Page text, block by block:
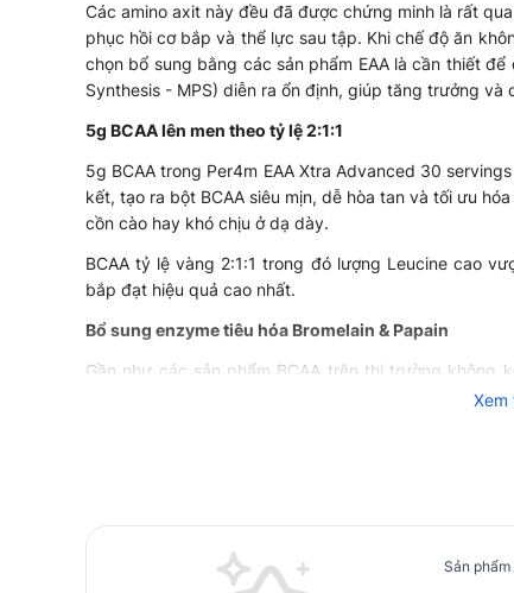
Các amino axit này đều đã được chứng minh là rất
phục hồi cơ bắp và thể lực sau tập. Khi chế độ ăn
chọn bổ sung bằng các sản phẩm EAA là cần thiết
Synthesis - MPS) diễn ra ổn định, giúp tăng trưởng và
5g BCAA lên men theo tỷ lệ 2:1:1
5g BCAA trong Per4m EAA Xtra Advanced 30
kết, tạo ra bột BCAA siêu mịn, dễ hòa tan và tối ưu
cồn cào hay khó chịu ở dạ dày.
BCAA tỷ lệ vàng 2:1:1 trong đó lượng Leucine cao
bắp đạt hiệu quả cao nhất.
Bổ sung enzyme tiêu hóa Bromelain & Papain
Gần như các sản phẩm BCAA trên thị trường không
Đây là “vũ khí đặc biệt” của Per4m, biến một sản
toàn diện hơn và có nhiều điểm chung với các dòng
Xem
Sản